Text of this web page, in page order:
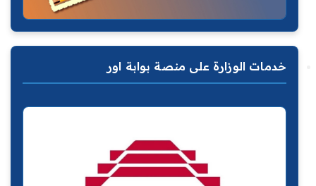
خدمات الوزارة على منصة بوابة اور